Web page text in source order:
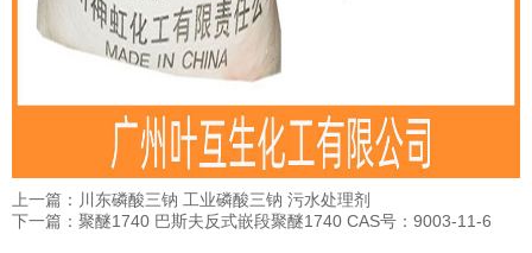
上一篇：川东磷酸三钠 工业磷酸三钠 污水处理剂
下一篇：聚醚1740 巴斯夫反式嵌段聚醚1740 CAS号：9003-11-6